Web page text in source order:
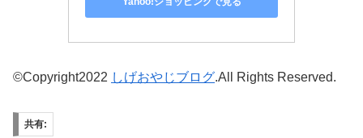
©Copyright2022 しげおやじブログ.All Rights Reserved.
共有: